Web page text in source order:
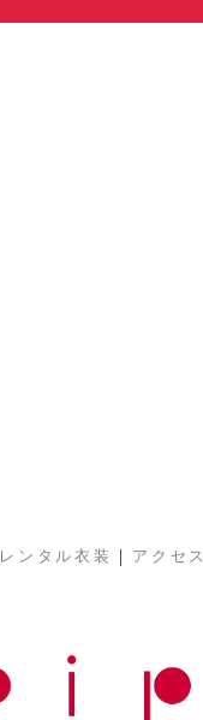
レンタル衣装 | アクセス